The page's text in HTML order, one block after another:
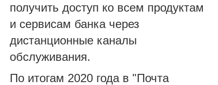
получить доступ ко всем продуктам
и сервисам банка через
дистанционные каналы
обслуживания.
По итогам 2020 года в "Почта